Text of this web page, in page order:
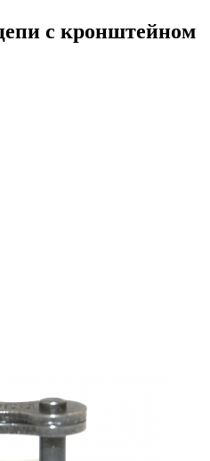
с кронштейном